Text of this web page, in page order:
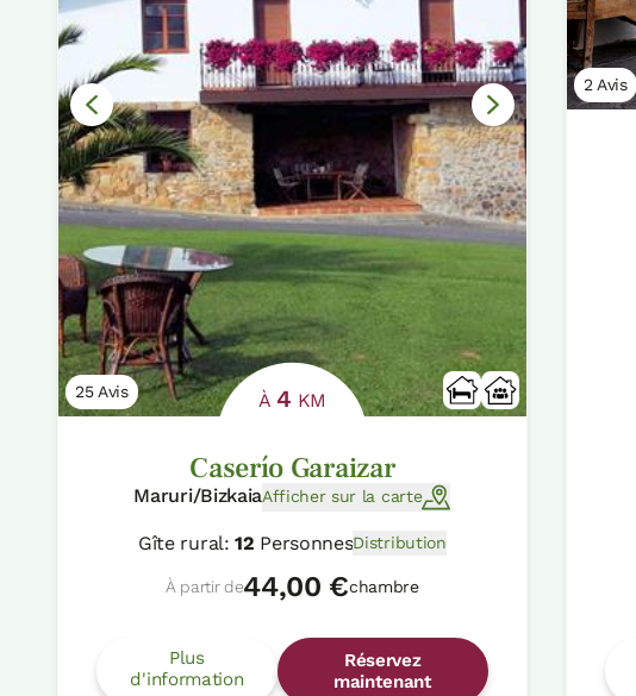
25 Avis À4 KM
Caserío Garaizar
Maruri/BizkaiaAfficher sur la carte
Gîte rural:12 PersonnesDistribution
À partir de44,00 €chambre
Plus
d'information
Réservez
maintenant
2 Avis